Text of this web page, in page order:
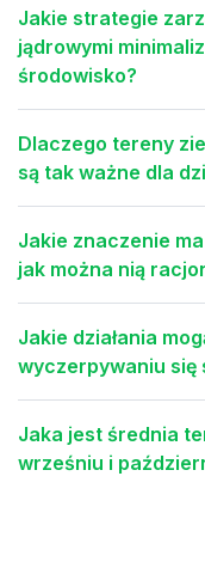
Jakie strategie
jądrowymi
środowisko?
Dlaczego tereny
są tak ważne dla
Jakie znaczenie
jak można nią
Jakie działania
wyczerpywaniu
Jaka jest średnia
wrześniu i